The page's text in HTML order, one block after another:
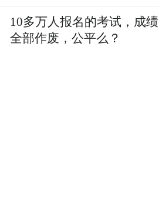
10多万人报名的考试，成绩
全部作废，公平么？